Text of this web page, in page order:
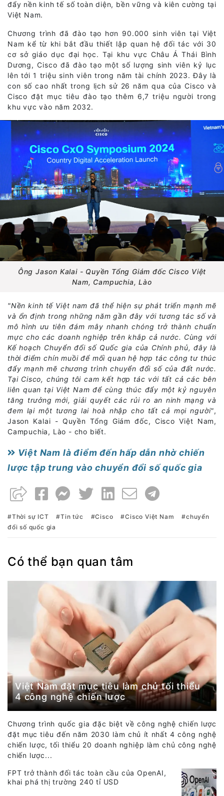
đẩy nền kinh tế số toàn diện, bền vững và kiên cường tại
Việt Nam.
Chương trình đã đào tạo hơn 90.000 sinh viên tại Việt
Nam kể từ khi bắt đầu thiết lập quan hệ đối tác với 30
cơ sở giáo dục đại học. Tại khu vực Châu Á Thái Bình
Dương, Cisco đã đào tạo một số lượng sinh viên kỷ lục
lên tới 1 triệu sinh viên trong năm tài chính 2023. Đây là
con số cao nhất trong lịch sử 26 năm qua của Cisco và
Cisco đặt mục tiêu đào tạo thêm 6,7 triệu người trong
khu vực vào năm 2032.
Ông Jason Kalai - Quyền Tổng Giám đốc Cisco Việt
Nam, Campuchia, Lào
"Nền kinh tế Việt nam đã thể hiện sự phát triển mạnh mẽ
và ổn định trong những năm gần đây với tương tác số và
mô hình ưu tiên đám mây nhanh chóng trở thành chuẩn
mực cho các doanh nghiệp trên khắp cả nước. Cùng với
Kế hoạch Chuyển đổi số Quốc gia của Chính phủ, đây là
thời điểm chín muồi để mối quan hệ hợp tác công tư thúc
đẩy mạnh mẽ chương trình chuyển đổi số của đất nước.
Tại Cisco, chúng tôi cam kết hợp tác với tất cả các bên
liên quan tại Việt Nam để cùng thúc đẩy một kỷ nguyên
tăng trưởng mới, giải quyết các rủi ro an ninh mạng và
đem lại một tương lai hoà nhập cho tất cả mọi người",
Jason Kalai - Quyền Tổng Giám đốc, Cisco Việt Nam,
Campuchia, Lào - cho biết.
Việt Nam là điểm đến hấp dẫn nhờ chiến
lược tập trung vào chuyển đổi số quốc gia
Thời sự ICT Tin tức Cisco Cisco Việt Nam
chuyển
đổi số quốc gia
Có thể bạn quan tâm
Việt Nam đặt mục tiêu làm chủ tối thiểu
4 công nghệ chiến lược
Chương trình quốc gia đặc biệt về công nghệ chiến lược
đặt mục tiêu đến năm 2030 làm chủ ít nhất 4 công nghệ
chiến lược, tối thiểu 20 doanh nghiệp làm chủ công nghệ
chiến lược...
FPT trở thành đối tác toàn cầu của OpenAI,
khai phá thị trường 240 tỉ USD